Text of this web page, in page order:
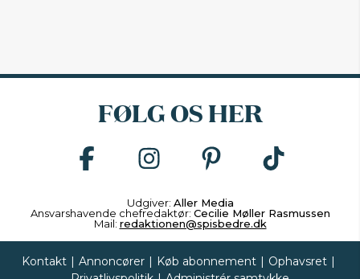
FØLG OS HER
Udgiver: Aller Media
Ansvarshavende chefredaktør: Cecilie Møller Rasmussen
Mail: redaktionen@spisbedre.dk
Kontakt | Annoncører | Køb abonnement | Ophavsret |